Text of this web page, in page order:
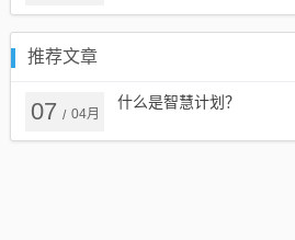
推荐文章
07 / 04月
什么是智慧计划？